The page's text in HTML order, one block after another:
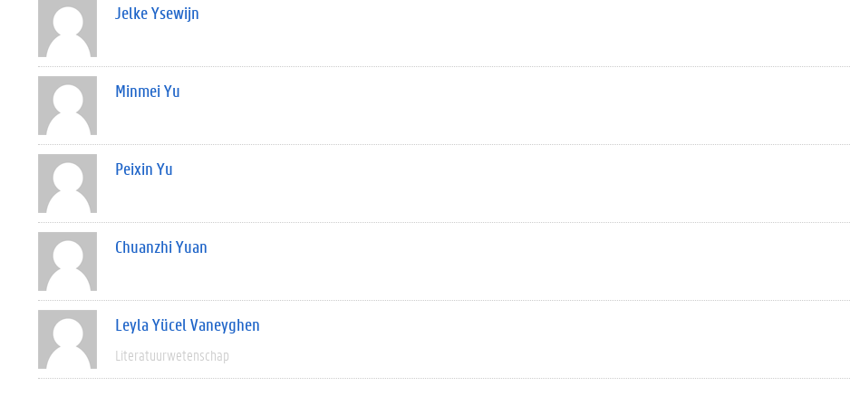
Jelke Ysewijn
Minmei Yu
Peixin Yu
Chuanzhi Yuan
Leyla Yücel Vaneyghen
Literatuurwetenschap